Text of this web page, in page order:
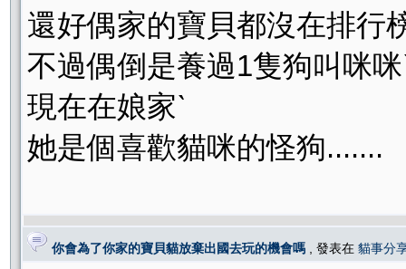
還好偶家的寶貝都沒在排行
不過偶倒是養過1隻狗叫咪咪
現在在娘家ˋ
她是個喜歡貓咪的怪狗.......
你會為了你家的寶貝貓放棄出國去玩的機會嗎 , 發表在 貓事分